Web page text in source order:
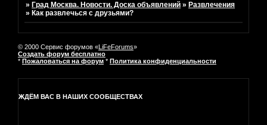
» Град Москва. Новости. Доска объявлений » Развлечения
» Как развлечься с друзьями?
© 2000 Сервис форумов «LiFeForums»
Создать форум бесплатно
* Пожаловаться на форум * Политика конфиденциальности
ЖДЁМ ВАС В НАШИХ СООБЩЕСТВАХ